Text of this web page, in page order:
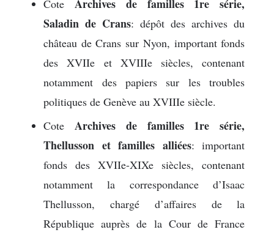
Cote Archives de familles 1re série,
Saladin de Crans: dépôt des archives du
château de Crans sur Nyon, important fonds
des XVIIe et XVIIIe siècles, contenant
notamment des papiers sur les troubles
politiques de Genève au XVIIIe siècle.
Cote Archives de familles 1re série,
Thellusson et familles alliées: important
fonds des XVIIe-XIXe siècles, contenant
notamment la correspondance d’Isaac
Thellusson, chargé d’affaires de la
République auprès de la Cour de France